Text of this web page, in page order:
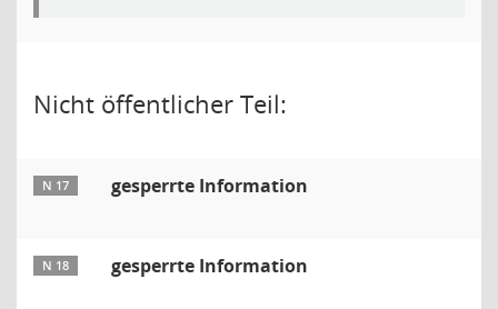
Nicht öffentlicher Teil:
N 17 gesperrte Information
N 18 gesperrte Information